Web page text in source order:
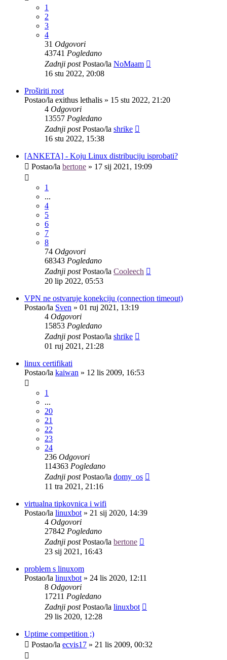
1
2
3
4
31 Odgovori
43741 Pogledano
Zadnji postPostao/la NoMaam
16 stu 2022, 20:08
Proširiti root
Postao/la exithus lethalis » 15 stu 2022, 21:20
4 Odgovori
13557 Pogledano
Zadnji postPostao/la shrike
16 stu 2022, 15:38
[ANKETA] - Koju Linux distribuciju isprobati?
Postao/la bertone » 17 sij 2021, 19:09
1
...
4
5
6
7
8
74 Odgovori
68343 Pogledano
Zadnji postPostao/la Cooleech
20 lip 2022, 05:53
VPN ne ostvaruje konekciju (connection timeout)
Postao/la Sven » 01 ruj 2021, 13:19
4 Odgovori
15853 Pogledano
Zadnji postPostao/la shrike
01 ruj 2021, 21:28
linux certifikati
Postao/la kaiwan » 12 lis 2009, 16:53
1
...
20
21
22
23
24
236 Odgovori
114363 Pogledano
Zadnji postPostao/la domy_os
11 tra 2021, 21:16
virtualna tipkovnica i wifi
Postao/la linuxbot » 21 sij 2020, 14:39
4 Odgovori
27842 Pogledano
Zadnji postPostao/la bertone
23 sij 2021, 16:43
problem s linuxom
Postao/la linuxbot » 24 lis 2020, 12:11
8 Odgovori
17211 Pogledano
Zadnji postPostao/la linuxbot
29 lis 2020, 12:28
Uptime competition ;)
Postao/la ecvis17 » 21 lis 2009, 00:32